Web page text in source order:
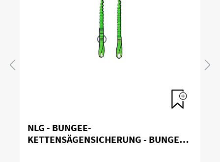
NLG - BUNGEE-
KETTENSÄGENSICHERUNG - BUNGEE